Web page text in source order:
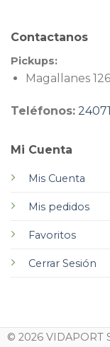
Mi Cuenta
Mis Cuenta
Mis pedidos
Favoritos
Cerrar Sesión
Contactanos
Pickups:
Magallanes
Teléfonos:
© 2026 VIDAPORT